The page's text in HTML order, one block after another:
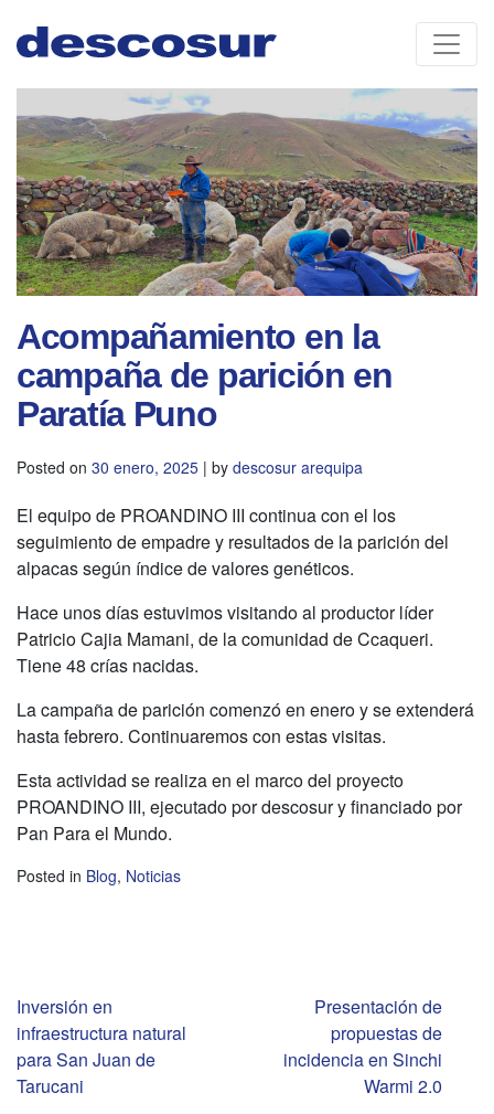
content
Acompañamiento en la
campaña de parición en
Paratía Puno
Posted on 30 enero, 2025 | by descosur arequipa
El equipo de PROANDINO III continua con el los
seguimiento de empadre y resultados de la parición del
alpacas según índice de valores genéticos.
Hace unos días estuvimos visitando al productor líder
Patricio Cajia Mamani, de la comunidad de Ccaqueri.
Tiene 48 crías nacidas.
Lacampaña de parición comenzó en enero y se extenderá
hasta febrero. Continuaremos con estas visitas.
Esta actividad se realiza en el marco del proyecto
PROANDINO III, ejecutado por descosur y financiado por
Pan Para el Mundo.
Posted in Blog, Noticias
Navegación
de
Inversión en
infraestructura natural
para San Juan de
Tarucani
Presentación de
propuestas de
incidencia en Sinchi
Warmi 2.0